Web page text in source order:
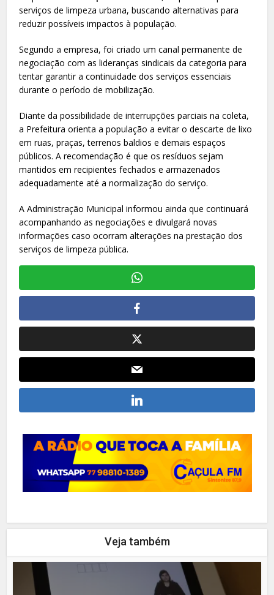
serviços de limpeza urbana, buscando alternativas para
reduzir possíveis impactos à população.
Segundo a empresa, foi criado um canal permanente de
negociação com as lideranças sindicais da categoria para
tentar garantir a continuidade dos serviços essenciais
durante o período de mobilização.
Diante da possibilidade de interrupções parciais na coleta,
a Prefeitura orienta a população a evitar o descarte de lixo
em ruas, praças, terrenos baldios e demais espaços
públicos. A recomendação é que os resíduos sejam
mantidos em recipientes fechados e armazenados
adequadamente até a normalização do serviço.
A Administração Municipal informou ainda que continuará
acompanhando as negociações e divulgará novas
informações caso ocorram alterações na prestação dos
serviços de limpeza pública.
Veja também